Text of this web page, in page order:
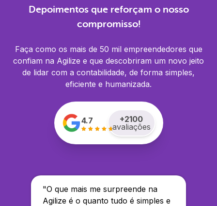
Depoimentos que reforçam o nosso
compromisso!
Faça como os mais de 50 mil empreendedores que
confiam na Agilize e que descobriram um novo jeito
de lidar com a contabilidade, de forma simples,
eficiente e humanizada.
4.7 +2100
avaliações
"O que mais me surpreende na
Agilize é o quanto tudo é simples e